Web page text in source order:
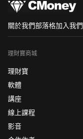
關於我們部落格加入我們
理財寶商城
理財寶
軟體
講座
線上課程
影音